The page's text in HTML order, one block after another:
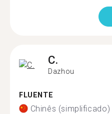
C.
Dazhou
FLUENTE
Chinês (simplificado)